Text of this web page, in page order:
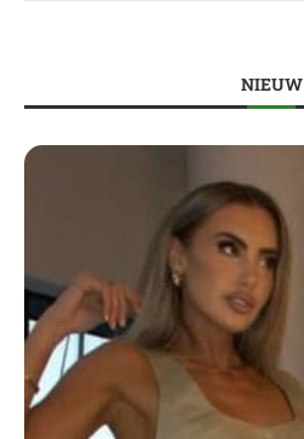
NIEUW